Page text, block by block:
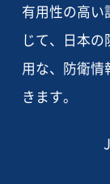
有用性の高い
じて、日本
用な、防衛情
きます。